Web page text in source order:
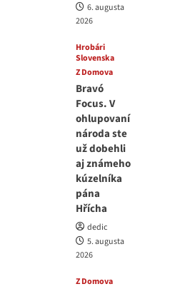
6. augusta
2026
Hrobári
Slovenska
Z Domova
Bravó
Focus. V
ohlupovaní
národa ste
už dobehli
aj známeho
kúzelníka
pána
Hřícha
dedic
5. augusta
2026
Z Domova